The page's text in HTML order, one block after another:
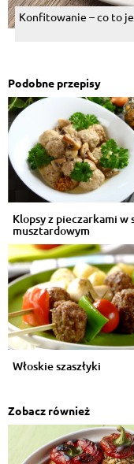
Konfitowanie – co to
Podobne przepisy
Klopsy z pieczarkami w
musztardowym
Włoskie szaszłyki
Zobacz również